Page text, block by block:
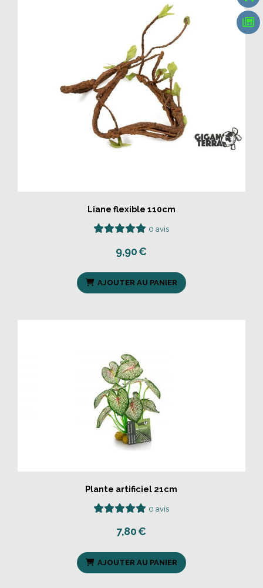
Liane flexible 110cm
9,90€
0 avis
AJOUTER AU PANIER
Plante artificiel 21cm
7,80€
0 avis
AJOUTER AU PANIER